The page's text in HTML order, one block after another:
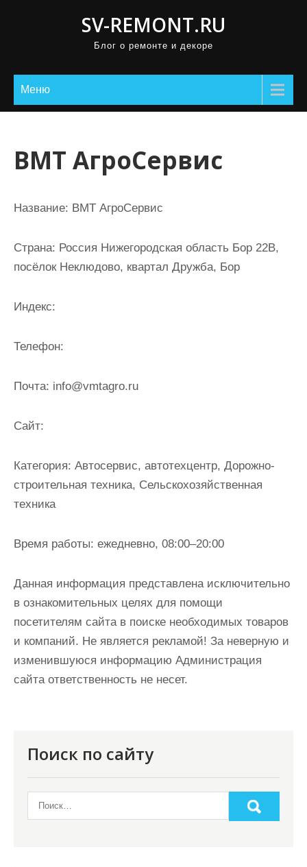
SV-REMONT.RU
Блог о ремонте и декоре
Меню
ВМТ АгроСервис
Название: ВМТ АгроСервис
Страна: Россия Нижегородская область Бор 22В,
посёлок Неклюдово, квартал Дружба, Бор
Индекс:
Телефон:
Почта: info@vmtagro.ru
Cайт:
Категория: Автосервис, автотехцентр, Дорожно-
строительная техника, Сельскохозяйственная
техника
Время работы: ежедневно, 08:00–20:00
Данная информация представлена исключительно
в ознакомительных целях для помощи
посетителям сайта в поиске необходимых товаров
и компаний. Не является рекламой! За неверную и
изменившуюся информацию Администрация
сайта ответственность не несет.
Поиск по сайту